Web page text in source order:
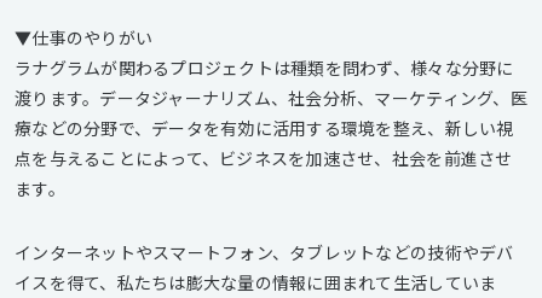
▼仕事のやりがい
ラナグラムが関わるプロジェクトは種類を問わず、様々な分野に
渡ります。データジャーナリズム、社会分析、マーケティング、医
療などの分野で、データを有効に活用する環境を整え、新しい視
点を与えることによって、ビジネスを加速させ、社会を前進させ
ます。
インターネットやスマートフォン、タブレットなどの技術やデバ
イスを得て、私たちは膨大な量の情報に囲まれて生活していま